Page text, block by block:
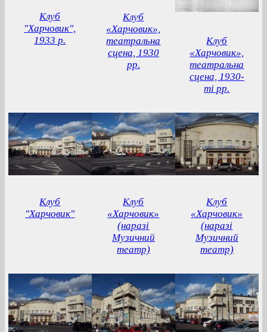
Клуб
"Харчовик",
1933 р.
Клуб
«Харчовик»,
театральна
сцена, 1930
рр.
Клуб
«Харчовик»,
театральна
сцена, 1930-
ті рр.
Клуб
"Харчовик"
Клуб
«Харчовик»
(наразі
Музичний
театр)
Клуб
«Харчовик»
(наразі
Музичний
театр)